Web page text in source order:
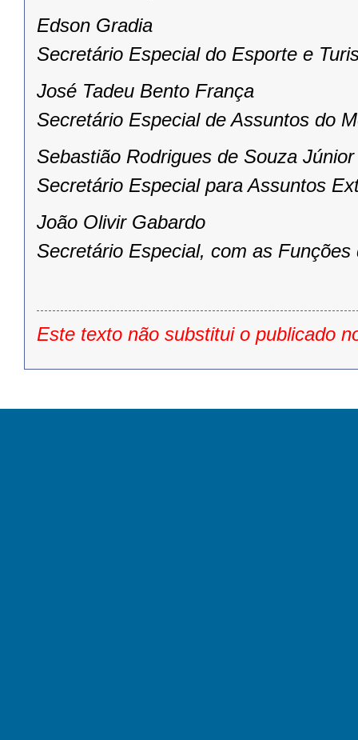
Edson Gradia
Secretário Especial do Esporte e
José Tadeu Bento França
Secretário Especial de Assuntos do
Sebastião Rodrigues de Souza Júnior
Secretário Especial para Assuntos
João Olivir Gabardo
Secretário Especial, com as
Este texto não substitui o publicado